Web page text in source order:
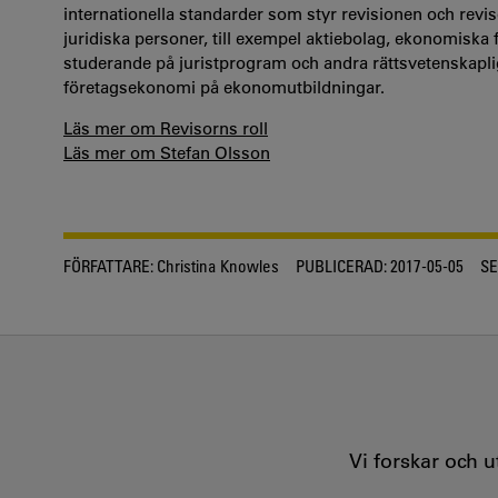
internationella standarder som styr revisionen och
juridiska personer, till exempel aktiebolag,
studerande på juristprogram och andra
företagsekonomi på ekonomutbildningar.
Läs mer om Revisorns roll
Läs mer om Stefan Olsson
FÖRFATTARE: Christina Knowles PUBLICERAD:2017-05-05
Vi forskar och